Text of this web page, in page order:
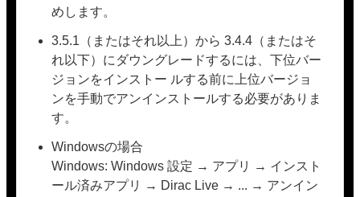
めします。
3.5.1（またはそれ以上）から 3.4.4（またはそ
れ以下）にダウングレードするには、下位バー
ジョンをインストー ルする前に上位バージョ
ンを手動でアンインストールする必要がありま
す。
Windowsの場合
Windows: Windows 設定 → アプリ → インスト
ール済みアプリ → Dirac Live → ... → アンイン